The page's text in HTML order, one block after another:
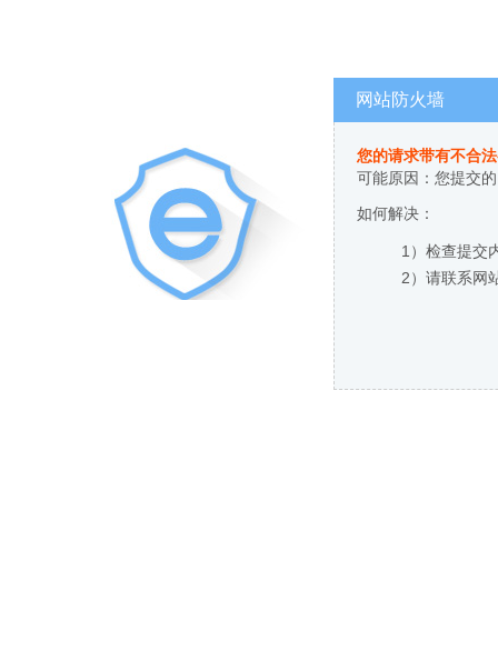
网站防火墙
您的请求带有不合
可能原因：您提交
如何解决：
1）检查提交
2）请联系网